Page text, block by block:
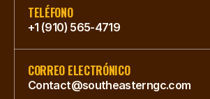
TELÉFONO
+1 (910) 565-4719
CORREO ELECTRÓNICO
Contact@southeasterngc.com